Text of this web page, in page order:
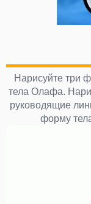
Нарисуйте три
тела Олафа.
руководящие
форму